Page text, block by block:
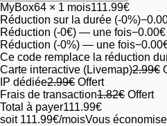
MyBox64 × 1 mois111.99€
Réduction sur la durée (-0%)
Réduction (-0€) — une fois−0.00€
Réduction (-0%) — une fois
Ce code remplace la réduction
Carte interactive (Livemap)2.99€
IP dédiée2.99€ Offert
Frais de transaction1.82€ Offert
Total à payer111.99€
soit 111.99€/moisVous